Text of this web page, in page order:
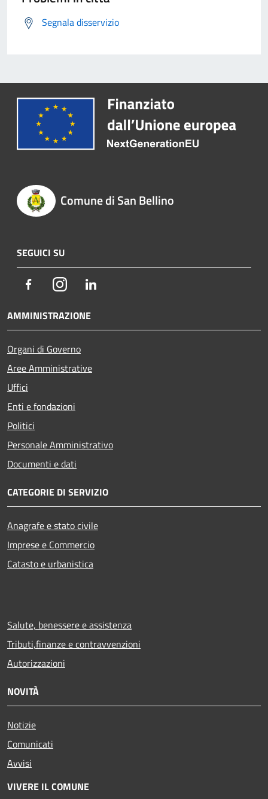
Segnala disservizio
Comune di San Bellino
SEGUICI SU
FacebookInstagram
AMMINISTRAZIONE
Organi di Governo
Aree Amministrative
Uffici
Enti e fondazioni
Politici
Personale Amministrativo
Documenti e dati
CATEGORIE DI SERVIZIO
Anagrafe e stato civile
Imprese e Commercio
Catasto e urbanistica
Salute, benessere e assistenza
Tributi,finanze e contravvenzioni
Autorizzazioni
NOVITÀ
Notizie
Comunicati
Avvisi
VIVERE IL COMUNE